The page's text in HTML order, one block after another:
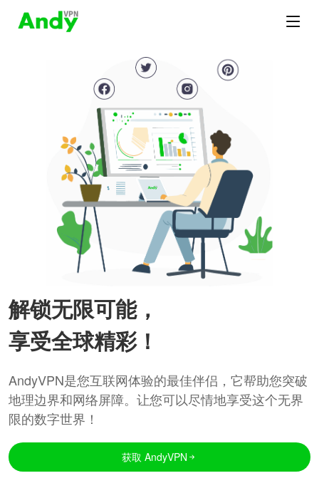
解锁无限可能，
享受全球精彩！
AndyVPN是您互联网体验的最佳伴侣，它帮助您突破
地理边界和网络屏障。让您可以尽情地享受这个无界
限的数字世界！
获取 AndyVPN